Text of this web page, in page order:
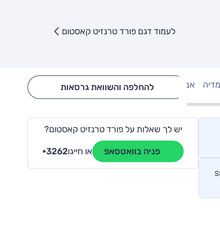
לעמוד דגם פורד טרנזיט קאסטום
אבזור Hide config section
להחלפה והשוואת גרסאות
יש לך שאלות על פורד טרנזיט קאסטום?
פניה בוואטסאפ או חייגו *3262